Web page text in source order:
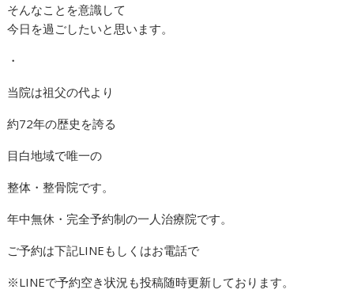
そんなことを意識して
今日を過ごしたいと思います。
・
当院は祖父の代より
約72年の歴史を誇る
目白地域で唯一の
整体・整骨院です。
年中無休・完全予約制の一人治療院です。
ご予約は下記LINEもしくはお電話で
※LINEで予約空き状況も投稿随時更新しております。